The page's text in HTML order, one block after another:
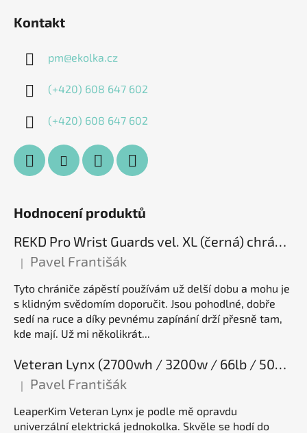
Kontakt
pm@ekolka.cz
(+420) 608 647 602
(+420) 608 647 602
Hodnocení produktů
REKD Pro Wrist Guards vel. XL (černá) chrániče zápěstí
Hodnocení produktu je 5 z 5 hvězdiček.
| Pavel Františák
Tyto chrániče zápěstí používám už delší dobu a mohu je
s klidným svědomím doporučit. Jsou pohodlné, dobře
sedí na ruce a díky pevnému zapínání drží přesně tam,
kde mají. Už mi několikrát...
Veteran Lynx (2700wh / 3200w / 66lb / 50E), elektrická jednokolka
Hodnocení produktu je 5 z 5 hvězdiček.
| Pavel Františák
LeaperKim Veteran Lynx je podle mě opravdu
univerzální elektrická jednokolka. Skvěle se hodí do